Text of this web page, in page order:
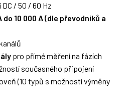
/ 50 / 60 Hz
10 000 A (dle převodníků a
pro přímé měření na fázích
současného připojení
(10 typů s možností výměny